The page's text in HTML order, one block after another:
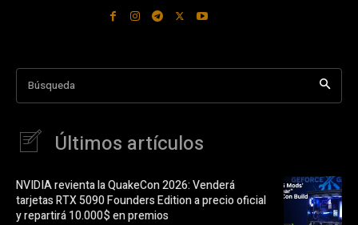
Búsqueda
Últimos artículos
NVIDIA revienta la QuakeCon 2026: Venderá
tarjetas RTX 5090 Founders Edition a precio oficial
y repartirá 10.000$ en premios